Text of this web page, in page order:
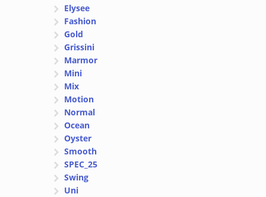
Elysee
Fashion
Gold
Grissini
Marmor
Mini
Mix
Motion
Normal
Ocean
Oyster
Smooth
SPEC_25
Swing
Uni